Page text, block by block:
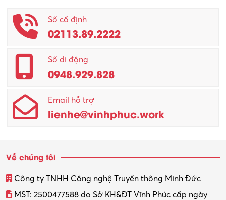
Số cố định
02113.89.2222
Số di động
0948.929.828
Email hỗ trợ
lienhe@vinhphuc.work
Về chúng tôi
Công ty TNHH Công nghệ Truyền thông Minh Đức
MST: 2500477588 do Sở KH&ĐT Vĩnh Phúc cấp ngày